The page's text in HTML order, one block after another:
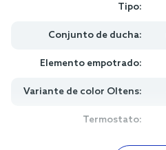
Tipo:
Conjunto de ducha:
Elemento empotrado:
Variante de color Oltens:
Termostato: